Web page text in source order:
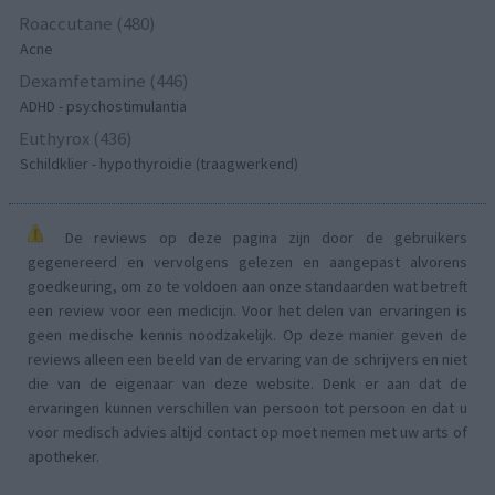
Roaccutane (480)
Acne
Dexamfetamine (446)
ADHD - psychostimulantia
Euthyrox (436)
Schildklier - hypothyroidie (traagwerkend)
De reviews op deze pagina zijn door de gebruikers
gegenereerd en vervolgens gelezen en aangepast alvorens
goedkeuring, om zo te voldoen aan onze standaarden wat betreft
een review voor een medicijn. Voor het delen van ervaringen is
geen medische kennis noodzakelijk. Op deze manier geven de
reviews alleen een beeld van de ervaring van de schrijvers en niet
die van de eigenaar van deze website. Denk er aan dat de
ervaringen kunnen verschillen van persoon tot persoon en dat u
voor medisch advies altijd contact op moet nemen met uw arts of
apotheker.